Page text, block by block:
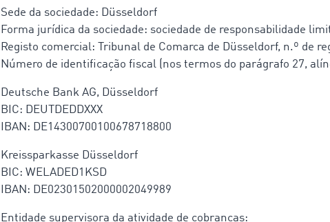
Sede da sociedade: Düsseldorf
Forma jurídica da sociedade: sociedade de responsabilidade
Registo comercial: Tribunal de Comarca de Düsseldorf, n.º de
Número de identificação fiscal (nos termos do parágrafo 27,
Deutsche Bank AG, Düsseldorf
BIC: DEUTDEDDXXX
IBAN: DE14300700100678718800
Kreissparkasse Düsseldorf
BIC: WELADED1KSD
IBAN: DE02301502000002049989
Entidade supervisora da atividade de cobranças: